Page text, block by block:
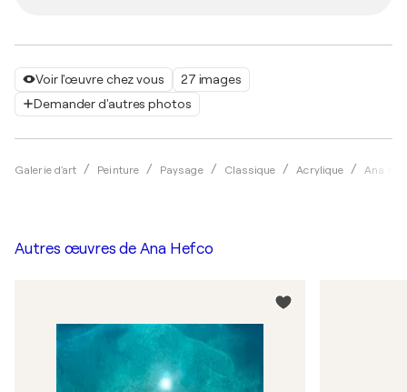
Voir l'œuvre chez vous
27 images
Demander d'autres photos
Galerie d'art Peinture Paysage Classique Acrylique Ana
Autres œuvres de Ana Hefco